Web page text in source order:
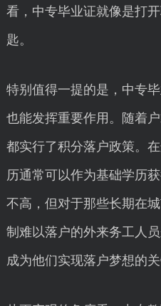
看，中专毕业证就像是打
匙。
特别值得一提的是，中专
也能发挥重要作用。随着
都实行了积分落户政策。
历通常可以作为基础学历
不高，但对于那些长期在
制难以落户的外来务工人
成为他们实现落户梦想的关